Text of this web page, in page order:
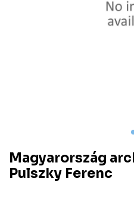
Magyarország
Pulszky Ferenc